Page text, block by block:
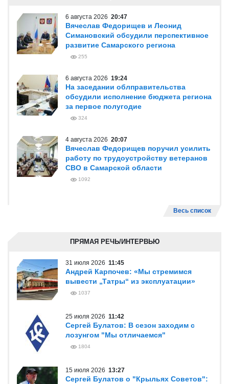
6 августа 2026 20:47
Вячеслав Федорищев и Леонид
Симановский обсудили перспективное
развитие Самарского региона
255
6 августа 2026 19:24
На заседании облправительства
обсудили исполнение бюджета региона
за первое полугодие
324
4 августа 2026 20:07
Вячеслав Федорищев поручил усилить
работу по трудоустройству ветеранов
СВО в Самарской области
1092
Весь список
ПРЯМАЯ РЕЧЬ/ИНТЕРВЬЮ
31 июля 2026 11:45
Андрей Карпочев: «Мы стремимся
вывести „Татры“ из эксплуатации»
1037
25 июля 2026 11:42
Сергей Булатов: В сезон заходим с
лозунгом "Мы отличаемся"
1804
15 июля 2026 13:27
Сергей Булатов о "Крыльях Советов":